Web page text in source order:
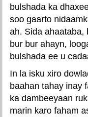
bulshada ka
soo gaarto
ah. Sida ahaataba,
bur bur ahayn,
bulshada ee u
In la isku xiro
baahan tahay inay
ka dambeeyaan
marin karo faham